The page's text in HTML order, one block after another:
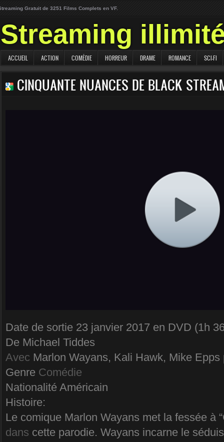
Gratuit de 3251 Films Complets en VF.
Streaming
ACCUEIL ACTION COMÉDIE HORREUR DRAME ROMANCE SCI-FI
CINQUANTE NUANCES DE BLACK
Date de sortie 23 janvier 2017 en DVD (1h
De Michael Tiddes
Avec Marlon Wayans, Kali Hawk, Mike Epps
Genre Comédie
Nationalité Américain
Histoire:
Le comique Marlon Wayans met la fessée à
dans cette parodie. Wayans incarne le